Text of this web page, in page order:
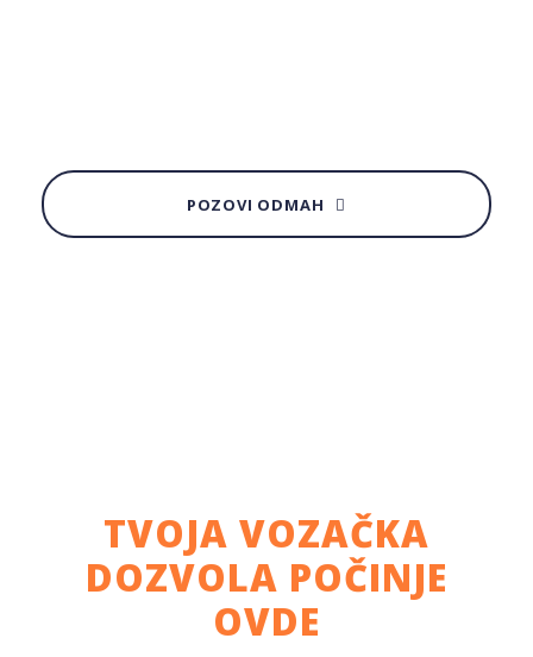
POZOVI ODMAH
TVOJA VOZAČKA
DOZVOLA POČINJE
OVDE